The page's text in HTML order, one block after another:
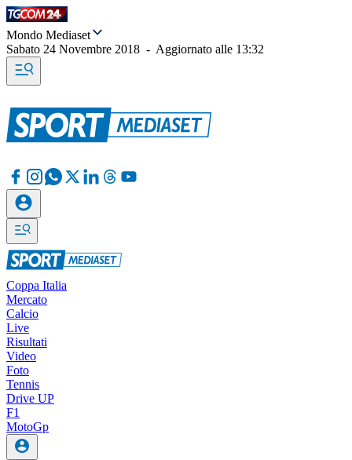
Mondo Mediaset
Sabato 24 Novembre 2018 - Aggiornato alle 13:32
Coppa Italia
Mercato
Calcio
Live
Risultati
Video
Foto
Tennis
Drive UP
F1
MotoGp